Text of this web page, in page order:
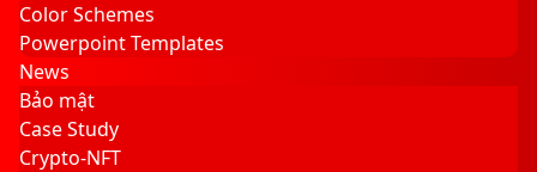
Color Schemes
Powerpoint Templates
News
Bảo mật
Case Study
Crypto-NFT